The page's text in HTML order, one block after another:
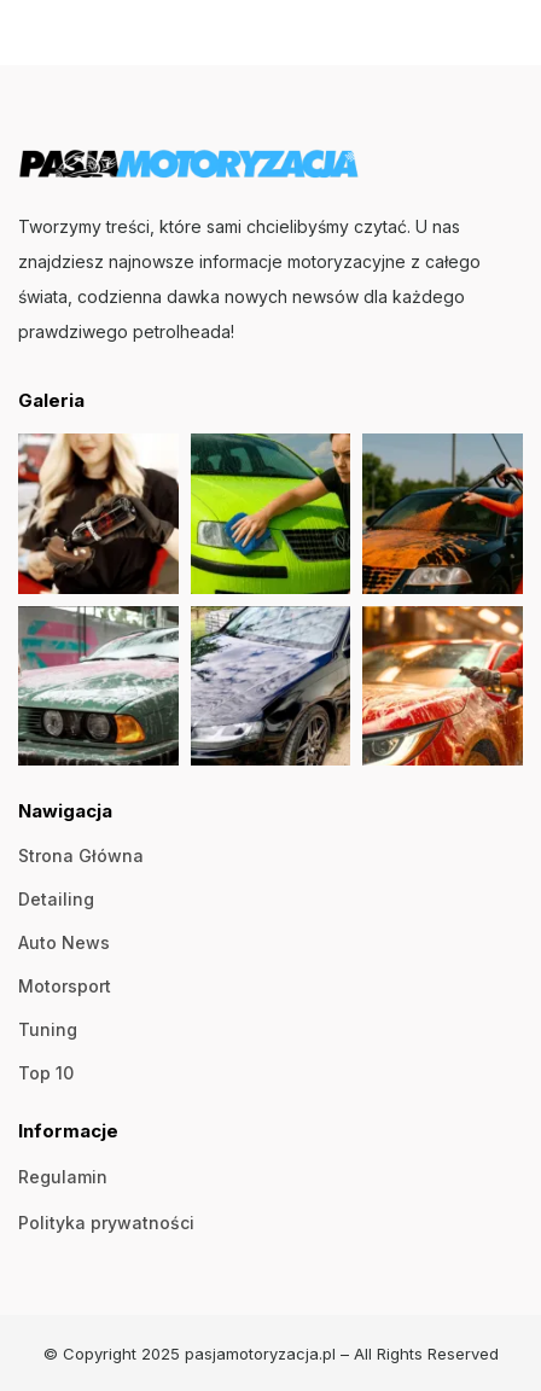
Tworzymy treści, które sami chcielibyśmy czytać. U nas
znajdziesz najnowsze informacje motoryzacyjne z całego
świata, codzienna dawka nowych newsów dla każdego
prawdziwego petrolheada!
Galeria
Nawigacja
Strona Główna
Detailing
Auto News
Motorsport
Tuning
Top 10
Informacje
Regulamin
Polityka prywatności
© Copyright 2025 pasjamotoryzacja.pl – All Rights Reserved